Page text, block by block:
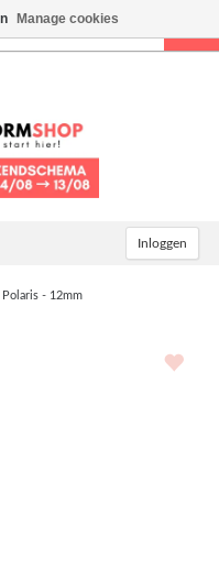
Inloggen
- 12mm
Manage cookies